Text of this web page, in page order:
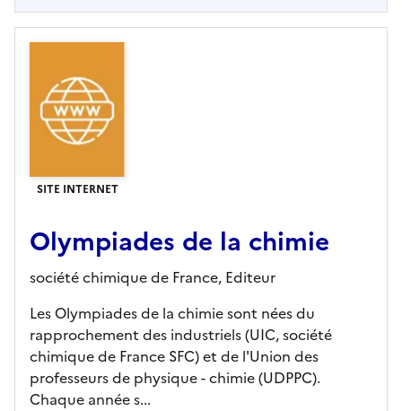
SITE INTERNET
Olympiades de la chimie
société chimique de France, Editeur
Les Olympiades de la chimie sont nées du
rapprochement des industriels (UIC, société
chimique de France SFC) et de l'Union des
professeurs de physique - chimie (UDPPC).
Chaque année s...